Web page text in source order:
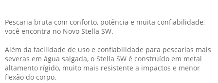
Pescaria bruta com conforto, potência e muita confiabilidade,
você encontra no Novo Stella SW.
Além da facilidade de uso e confiabilidade para pescarias mais
severas em água salgada, o Stella SW é construído em metal
altamento rígido, muito mais resistente a impactos e menor
flexão do corpo.